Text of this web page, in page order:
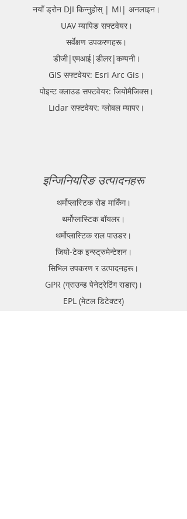
नयाँ ड्रोन DJI किन्नुहोस् | MI| अनलाइन।
UAV म्यापिङ सफ्टवेयर।
सर्वेक्षण उपकरणहरू।
डीजी|एमआई|डीलर|कम्पनी।
GIS सफ्टवेयर: Esri Arc Gis।
पोइन्ट क्लाउड सफ्टवेयर: जियोमैजिक्स।
Lidar सफ्टवेयर: ग्लोबल म्यापर।
इन्जिनियरिङ उत्पादनहरू
थर्मोप्लास्टिक रोड मार्किंग।
थर्मोप्लास्टिक बॉयलर।
थर्मोप्लास्टिक राल पाउडर।
जियो-टेक इन्स्ट्रुमेन्टेशन।
सिभिल उपकरण र उत्पादनहरू।
GPR (ग्राउन्ड पेनेट्रेटिंग राडार)।
EPL (मेटल डिटेक्टर)